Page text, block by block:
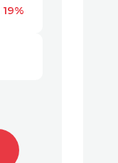
19%